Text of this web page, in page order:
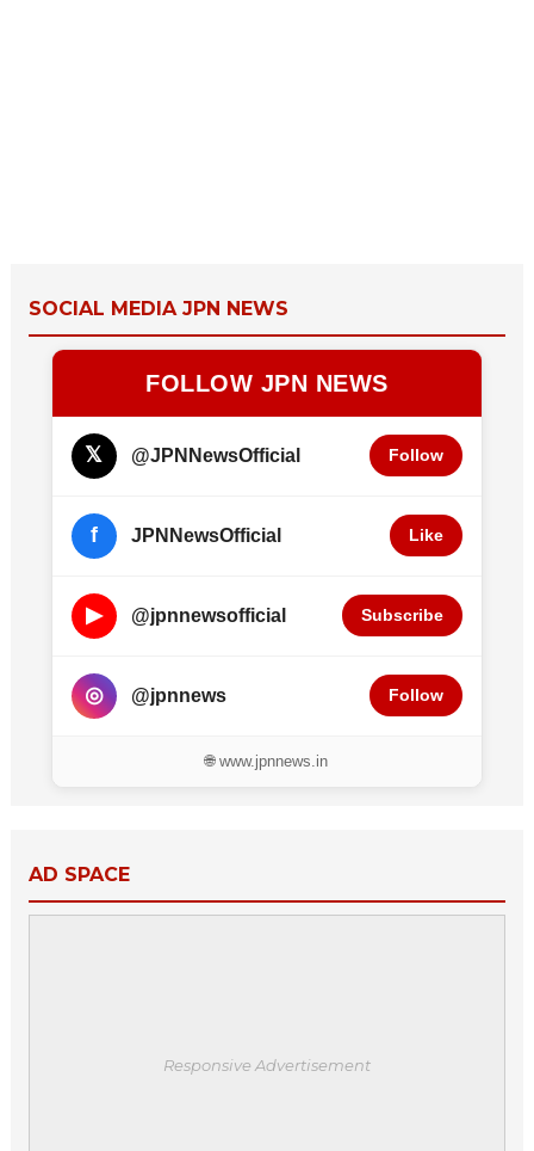
SOCIAL MEDIA JPN NEWS
FOLLOW JPN NEWS
𝕏 @JPNNewsOfficial Follow
f JPNNewsOfficial Like
▶ @jpnnewsofficial Subscribe
◎ @jpnnews Follow
🌐 www.jpnnews.in
AD SPACE
Responsive Advertisement